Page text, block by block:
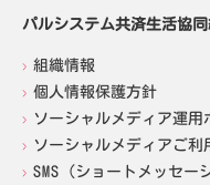
パルシステム共済生活協
組織情報
個人情報保護方針
ソーシャルメディア運用
ソーシャルメディアご利
SMS（ショートメッセー